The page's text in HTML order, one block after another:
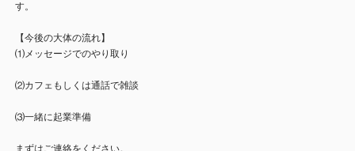
す。
【今後の大体の流れ】
⑴メッセージでのやり取り
⑵カフェもしくは通話で雑談
⑶一緒に起業準備
まずはご連絡をください。